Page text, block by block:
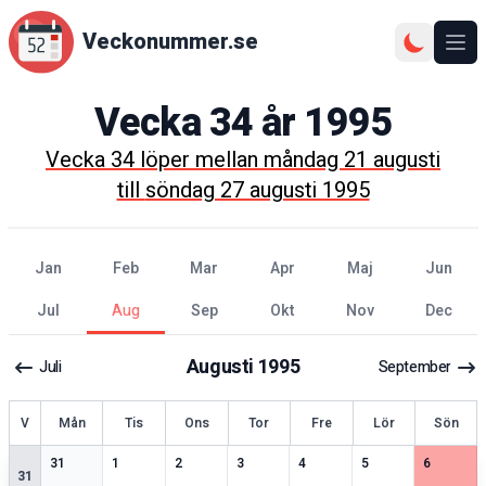
Veckonummer.se
Vecka34år 1995
Vecka34löper mellanmåndag 21 augusti
tillsöndag 27 augusti 1995
jan feb mar apr maj
jun
jul
aug sep okt nov dec
Juli Augusti 1995 September
Vecka Mån Tis Ons Tor Fre Lör Sön
31
31
2speciella datum
11 speciella datum
2
2speciella datum
3
1speciella datum
4
2speciella datum
5
2speciella datum
6
2